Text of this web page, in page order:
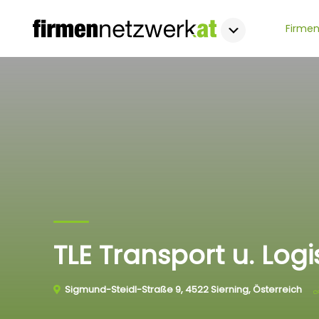
TLE Transport u.
Sigmund-Steidl-Straße 9, 4522 Sierning, Österreich